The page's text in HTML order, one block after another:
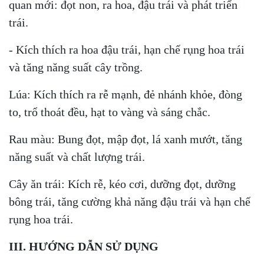
quan mới: đọt non, ra hoa, đậu trái và phát triển
trái.
- Kích thích ra hoa đậu trái, hạn chế rụng hoa trái
và tăng năng suất cây trồng.
Lúa: Kích thích ra rễ mạnh, đẻ nhánh khỏe, đòng
to, trổ thoát đều, hạt to vàng và sáng chắc.
Rau màu: Bung đọt, mập đọt, lá xanh mướt, tăng
năng suất và chất lượng trái.
Cây ăn trái: Kích rễ, kéo cơi, dưỡng đọt, dưỡng
bông trái, tăng cường khả năng đậu trái và hạn chế
rụng hoa trái.
III. HƯỚNG DẪN SỬ DỤNG